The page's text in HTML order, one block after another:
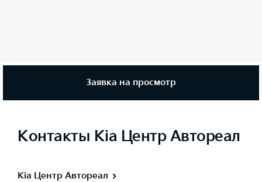
Заявка на просмотр
Контакты Kia Центр Автореал
Kia Центр Автореал